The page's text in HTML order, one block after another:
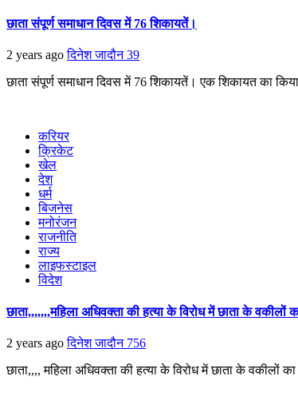
छाता संपूर्ण समाधान दिवस में 76 शिकायतें।
2 years agoदिनेश जादौन39
छाता संपूर्ण समाधान दिवस में 76 शिकायतें। एक शिकायत का
करियर
क्रिकेट
खेल
देश
धर्म
बिजनेस
मनोरंजन
राजनीति
राज्य
लाइफस्टाइल
विदेश
छाता,,,,,,,महिला अधिवक्ता की हत्या के विरोध में छाता के वकीलों
2 years agoदिनेश जादौन 756
छाता,,,, महिला अधिवक्ता की हत्या के विरोध में छाता के वकीलों